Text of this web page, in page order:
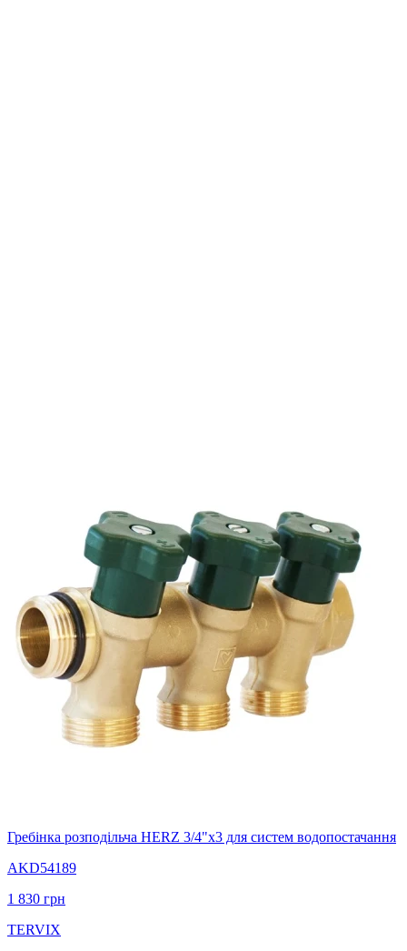
Гребінка розподільча HERZ 3/4"х3 для систем водопостачання
AKD54189
1 830 грн
TERVIX